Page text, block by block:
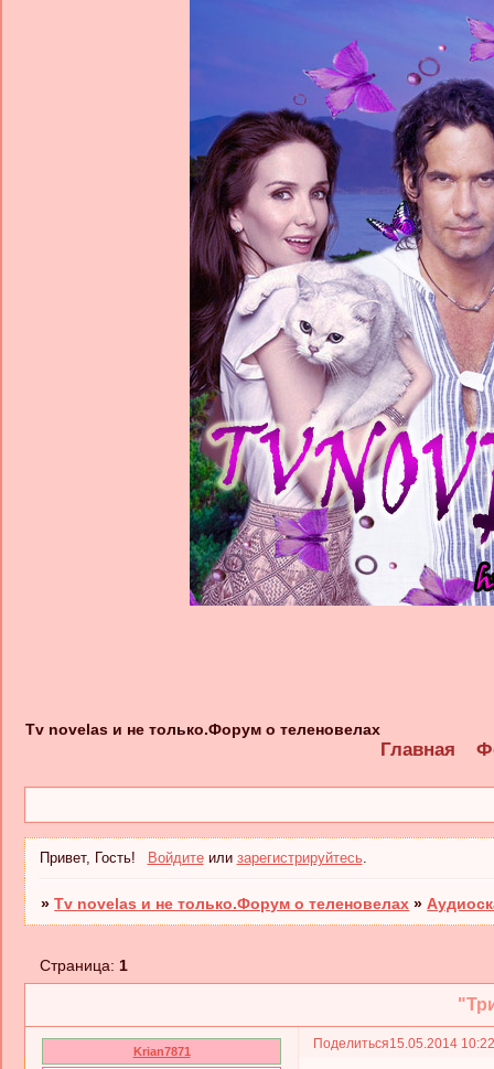
Tv novelas и не только.Форум о теленовелах
Главная
Привет, Гость! Войдитеили зарегистрируйтесь.
»Tv novelas и не только.Форум о теленовелах »
Страница:1
Поделиться15.05.2014
Krian7871